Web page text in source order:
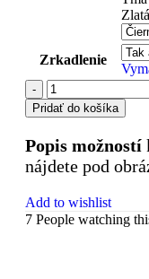
Zlatá
Zrkadlenie
Pridať do košíka
Popis možností
nájdete pod
Add to wishlist
7 People watching